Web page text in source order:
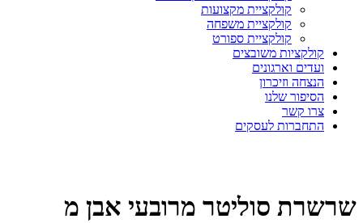
קולקציית מקצועות
קולקציית משפחה
קולקציית ספורט
קולקציות משובצים
ועדים וארגונים
הנצחה וזיכרון
הסיפור שלנו
צרו קשר
התחברות לעסקים
שרשרת סוליטר מרובעי אבן מ